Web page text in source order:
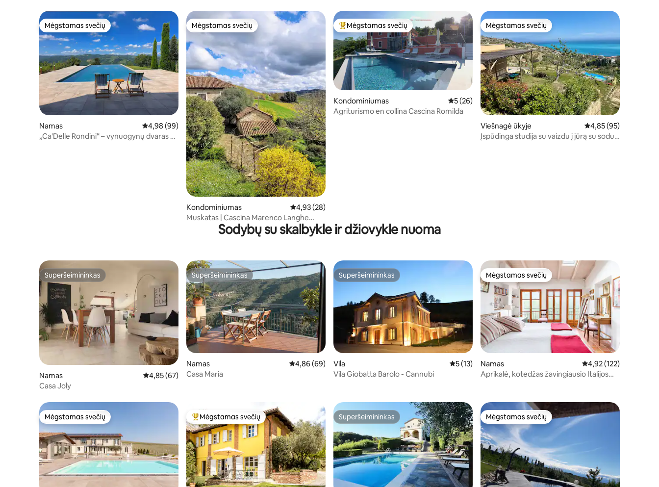
Mėgstamas svečių
Mėgstamas svečių
Namas Vidutinis įvertinimas: 4,98 iš 5, atsiliepimų: 99
4,98 (99)
„Ca'Delle Rondini“ – vynuogynų dvaras su
Mėgstamas svečių
Mėgstamas svečių
Kondominiumas Vidutinis įvertinimas: 4,93 iš 5, atsiliepimų: 28
4,93 (28)
Muskatas | Cascina Marenco Langhe
Country House
Svečių mėgstamiausias
Mėgstamas svečių
Kondominiumas Vidutinis įvertinimas: 5 iš 5, atsiliepimų: 26
5 (26)
Agriturismo en collina Cascina Romilda
Mėgstamas svečių
Mėgstamas svečių
Viešnagė ūkyje Vidutinis įvertinimas:
4,85 (95)
Įspūdinga studija su vaizdu į jūrą su sodu
Sodybų su skalbykle ir džiovykle nuoma
Superšeimininkas
Superšeimininkas
Namas Vidutinis įvertinimas: 4,85 iš 5, atsiliepimų: 67
4,85 (67)
Casa Joly
Superšeimininkas
Superšeimininkas
Namas Vidutinis įvertinimas: 4,86 iš 5, atsiliepimų: 69
4,86 (69)
Casa Maria
Superšeimininkas
Superšeimininkas
Vila Vidutinis įvertinimas: 5 iš 5, atsiliepimų: 13
5 (13)
Vila Giobatta Barolo - Cannubi
Mėgstamas svečių
Mėgstamas svečių
Namas Vidutinis įvertinimas:
4,92 (122)
Aprikalė, kotedžas žavingiausio Italijos
Mėgstamas svečių
Mėgstamas svečių Svečių mėgstamiausias
Mėgstamas svečių Superšeimininkas
Superšeimininkas Mėgstamas svečių
Mėgstamas svečių